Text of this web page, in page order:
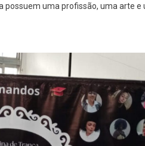
possuem uma profissão, uma arte e